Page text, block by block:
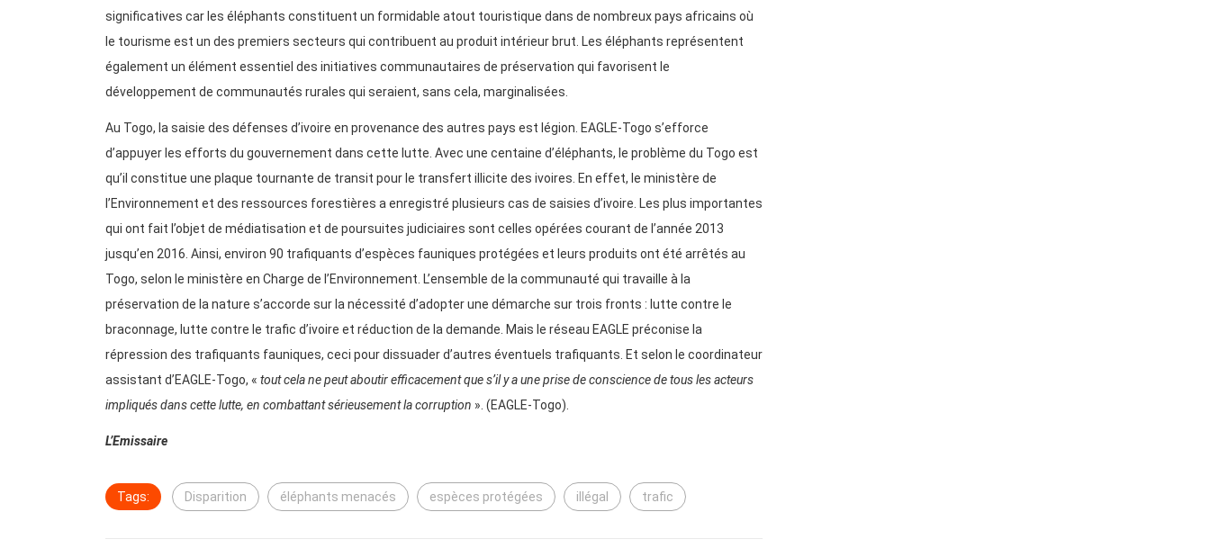
significatives car les éléphants constituent un formidable atout touristique dans de nombreux pays africains où
le tourisme est un des premiers secteurs qui contribuent au produit intérieur brut. Les éléphants représentent
également un élément essentiel des initiatives communautaires de préservation qui favorisent le
développement de communautés rurales qui seraient, sans cela, marginalisées.
Au Togo, la saisie des défenses d’ivoire en provenance des autres pays est légion. EAGLE-Togo s’efforce
d’appuyer les efforts du gouvernement dans cette lutte. Avec une centaine d’éléphants, le problème du Togo est
qu’il constitue une plaque tournante de transit pour le transfert illicite des ivoires. En effet, le ministère de
l’Environnement et des ressources forestières a enregistré plusieurs cas de saisies d’ivoire. Les plus importantes
qui ont fait l’objet de médiatisation et de poursuites judiciaires sont celles opérées courant de l’année 2013
jusqu’en 2016. Ainsi, environ 90 trafiquants d’espèces fauniques protégées et leurs produits ont été arrêtés au
Togo, selon le ministère en Charge de l’Environnement. L’ensemble de la communauté qui travaille à la
préservation de la nature s’accorde sur la nécessité d’adopter une démarche sur trois fronts : lutte contre le
braconnage, lutte contre le trafic d’ivoire et réduction de la demande. Mais le réseau EAGLE préconise la
répression des trafiquants fauniques, ceci pour dissuader d’autres éventuels trafiquants. Et selon le coordinateur
assistant d’EAGLE-Togo, « tout cela ne peut aboutir efficacement que s’il y a une prise de conscience de tous les acteurs
impliqués dans cette lutte, en combattant sérieusement la corruption ». (EAGLE-Togo).
L’Emissaire
Tags: Disparition éléphants menacés espèces protégées illégal trafic